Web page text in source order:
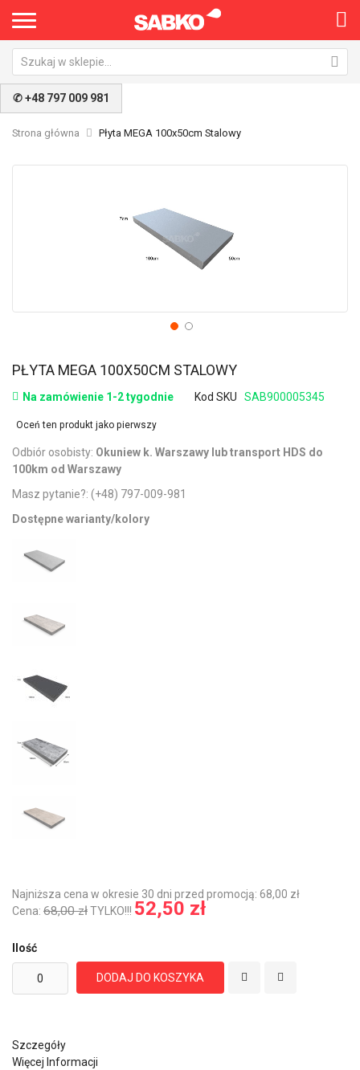
✆ +48 797 009 981
Strona główna Płyta MEGA 100x50cm Stalowy
PŁYTA MEGA 100X50CM STALOWY
Na zamówienie 1-2 tygodnie Kod SKU SAB900005345
Oceń ten produkt jako pierwszy
Odbiór osobisty: Okuniew k. Warszawy lub transport HDS do
100km od Warszawy
Masz pytanie?: (+48) 797-009-981
Dostępne warianty/kolory
Najniższa cena w okresie 30 dni przed promocją: 68,00 zł
Cena: 68,00 złTYLKO!!! 52,50 zł
Ilość
DODAJ DO KOSZYKA
Szczegóły
Więcej Informacji